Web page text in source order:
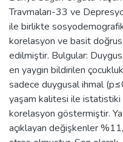
Travmaları-33 ve
ile birlikte
korelasyon ve basit
edilmiştir. Bulgular:
en yaygın bildirilen
sadece duygusal ihmal
yaşam kalitesi ile istatistiki
korelasyon göstermiştir.
açıklayan değişkenler